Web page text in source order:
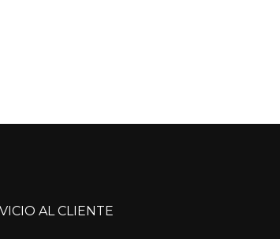
AL CLIENTE